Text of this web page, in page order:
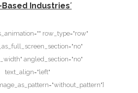
Based Industries´
row_type="row"
angled_section="no"
text_align="left"